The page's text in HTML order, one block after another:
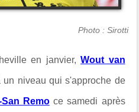
Photo : Sirotti
en janvier,Wout van
un niveau qui s'approche de
San Remo ce samedi après